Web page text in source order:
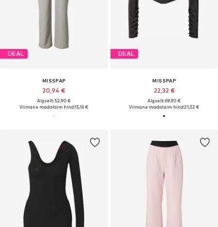
DEAL
MISSPAP
20,94 €
Algselt: 52,90 €
Viimane madalaim hind:15,16 €
DEAL
MISSPAP
22,32 €
Algselt: 69,90 €
Viimane madalaim hind:21,52 €